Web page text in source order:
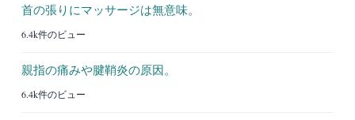
首の張りにマッサージは無意味。
6.4k件のビュー
親指の痛みや腱鞘炎の原因。
6.4k件のビュー